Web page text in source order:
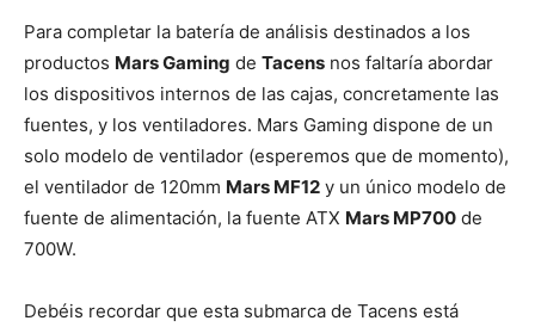
Para completar la batería de análisis destinados a los
productos Mars Gaming de Tacens nos faltaría abordar
los dispositivos internos de las cajas, concretamente las
fuentes, y los ventiladores. Mars Gaming dispone de un
solo modelo de ventilador (esperemos que de momento),
el ventilador de 120mm Mars MF12 y un único modelo de
fuente de alimentación, la fuente ATX Mars MP700 de
700W.
Debéis recordar que esta submarca de Tacens está